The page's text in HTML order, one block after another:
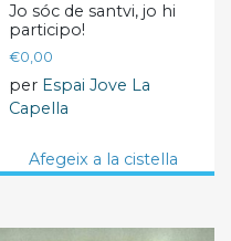
Jo sóc de santvi, jo hi
participo!
€0,00
per Espai Jove La
Capella
Afegeix a la cistella